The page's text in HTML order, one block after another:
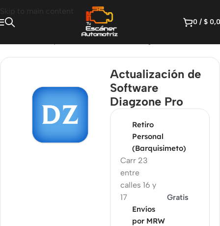
Skip to main content
0 / $
Actualización de
Software
Diagzone Pro
Retiro
Personal
(Barquisimeto)
Carr 23
entre
calles 16 y
17
Gratis
Envíos
por MRW